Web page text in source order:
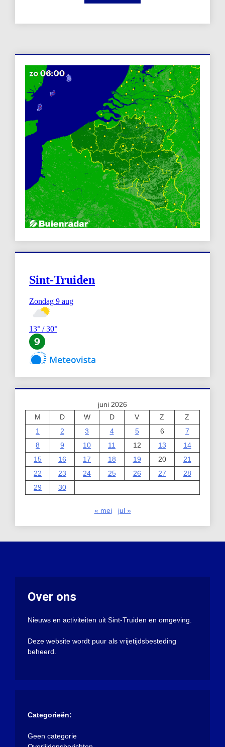
juni 2026
M
D W D V Z
Z
1
2 3 4 5 6
7
8
9 10 11 12 13
14
15
16 17 18 19 20
21
22
23 24 25 26 27
28
29
30
« mei jul »
Over ons
Nieuws en activiteiten uit Sint-Truiden en omgeving.
Deze website wordt puur als vrijetijdsbesteding
beheerd.
Categorieën:
Geen categorie